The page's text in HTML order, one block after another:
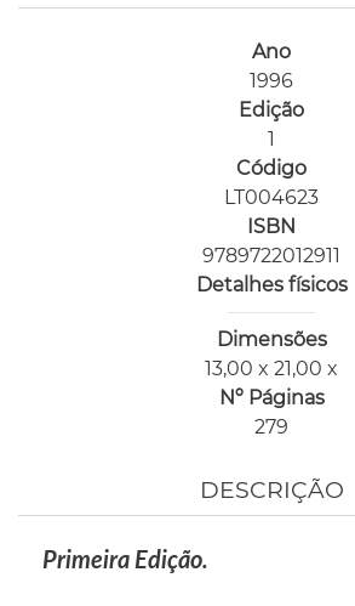
Ano
1996
Edição
1
Código
LT004623
ISBN
9789722012911
Detalhes físicos
Dimensões
13,00 x 21,00 x
Nº Páginas
279
DESCRIÇÃO
Primeira Edição.